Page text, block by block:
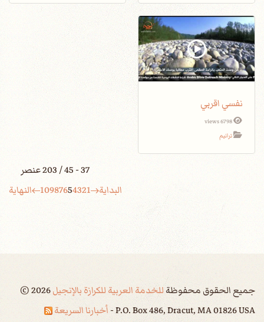
نفسي اقربي
6798 views
ترانيم
37 - 45 / 203 عنصر
البداية
1
2
3
4
5
6
7
8
9
10 النهاية
جميع الحقوق محفوظةللخدمة العربية للكرازة بالإنجيل ©2026
P.O. Box 486, Dracut, MA 01826 USA - أخبارنا السريعة